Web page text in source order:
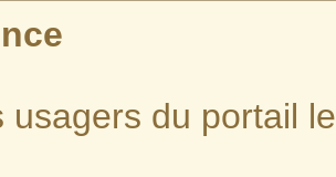
usagers du portail